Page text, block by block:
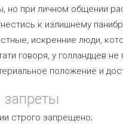
но при личном общении
к излишнему
искренние люди,
говоря, у голландцев не
положение и
строго запрещено;